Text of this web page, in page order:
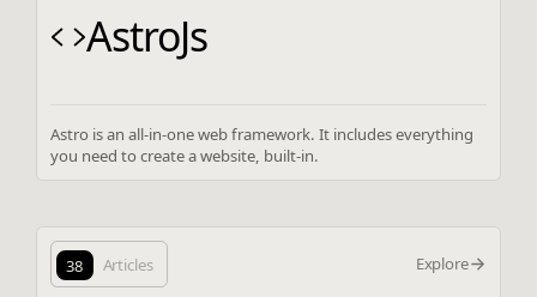
AstroJs
Astro is an all-in-one web framework. It includes everything
you need to create a website, built-in.
38 Articles Explore